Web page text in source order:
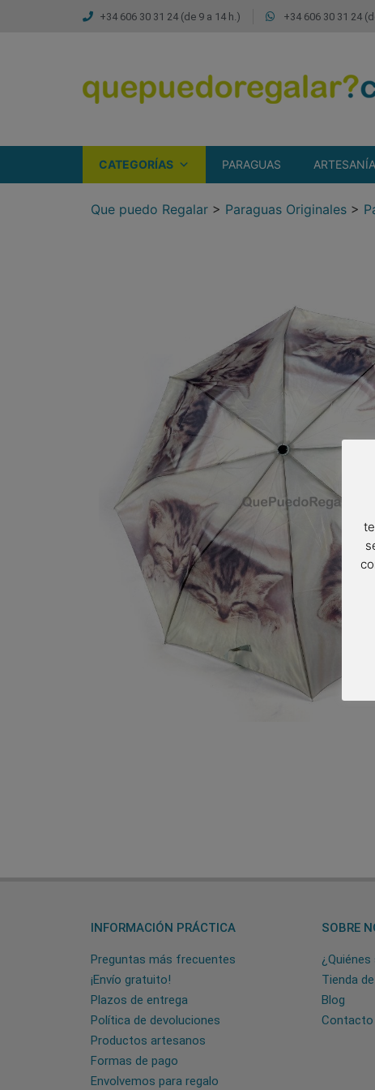
+34 606 30 31 24 (de 9 a 14 h.) +34 606 30 31 24
CATEGORÍAS PARAGUAS
Que puedo Regalar > Paraguas Originales >
INFORMACIÓN PRÁCTICA
Preguntas más frecuentes
¡Envío gratuito!
Plazos de entrega
Política de devoluciones
Productos artesanos
Formas de pago
Envolvemos para regalo
SOBRE
Tienda
Blog
Contacto